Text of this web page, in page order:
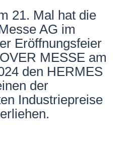
21. Mal hat die
AG im
Eröffnungsfeier
MESSE am
den HERMES
der
Industriepreise